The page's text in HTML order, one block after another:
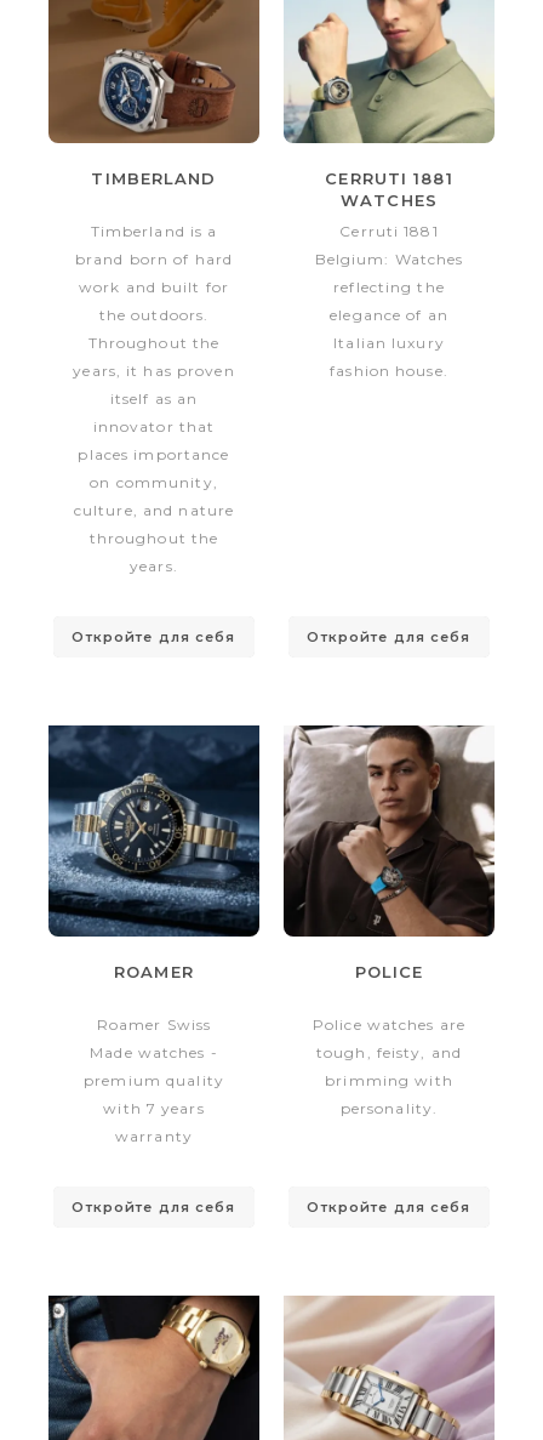
TIMBERLAND
Timberland is a
brand born of hard
work and built for
the outdoors.
Throughout the
years, it has proven
itself as an
innovator that
places importance
on community,
culture, and nature
throughout the
years.
Откройте для себя
CERRUTI 1881
WATCHES
Cerruti 1881
Belgium: Watches
reflecting the
elegance of an
Italian luxury
fashion house.
Откройте для себя
ROAMER
Roamer Swiss
Made watches -
premium quality
with 7 years
warranty
Откройте для себя
POLICE
Police watches are
tough, feisty, and
brimming with
personality.
Откройте для себя